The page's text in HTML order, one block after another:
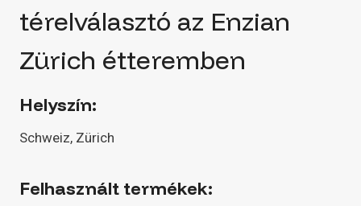
térelválasztó az Enzian
Zürich étteremben
Helyszín:
Schweiz, Zürich
Felhasznált termékek: